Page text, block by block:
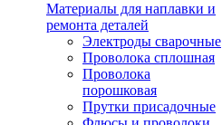
Материалы для наплавки и
ремонта деталей
Электроды сварочные
Проволока сплошная
Проволока
порошковая
Прутки присадочные